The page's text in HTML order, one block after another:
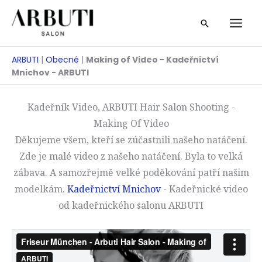
Přeskočit
Vyhledávání
ARBUTI | Obecné | Making of Video - Kadeřnictví
Mnichov - ARBUTI
Kadeřník Video, ARBUTI Hair Salon Shooting -
Making Of Video
Děkujeme všem, kteří se zúčastnili našeho natáčení.
Zde je malé video z našeho natáčení. Byla to velká
zábava. A samozřejmě velké poděkování patří našim
modelkám. Kadeřnictví Mnichov- Kadeřnické video
od kadeřnického salonu ARBUTI